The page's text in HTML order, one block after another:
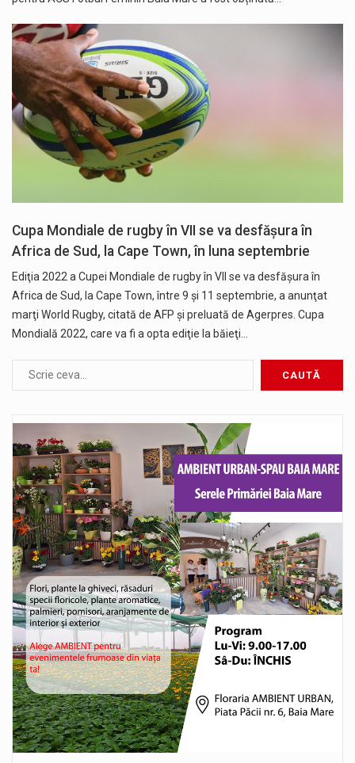
Cupa Mondiale de rugby în VII se va desfăşura în
Africa de Sud, la Cape Town, în luna septembrie
Ediţia 2022 a Cupei Mondiale de rugby în VII se va desfăşura în
Africa de Sud, la Cape Town, între 9 şi 11 septembrie, a anunţat
marţi World Rugby, citată de AFP și preluată de Agerpres. Cupa
Mondială 2022, care va fi a opta ediţie la băieţi…